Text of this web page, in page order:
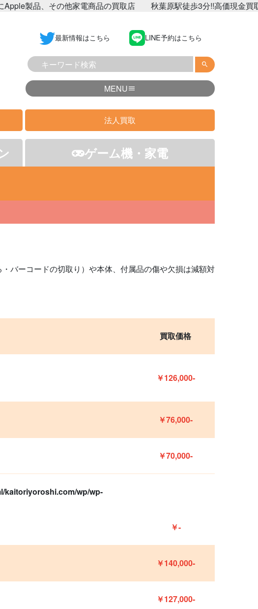
家電商品の買取店 秋葉原駅徒歩3分!!高価現金買取なら『買取ヨロ
最新情報はこちら LINE予約はこちら
MENU
法人買取
ゲーム機・家電
バーコードの切取り）や本体、付属品の傷や欠損は減額対
買取価格
￥126,000-
￥76,000-
￥70,000-
kaitoriyoroshi.com/wp/wp-
￥-
￥140,000-
￥127,000-